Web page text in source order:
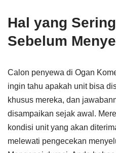
Hal yang
Sebelum
Calon penyewa di Ogan
ingin tahu apakah unit bisa
khusus mereka, dan
disampaikan sejak awal.
kondisi unit yang akan
melewati pengecekan